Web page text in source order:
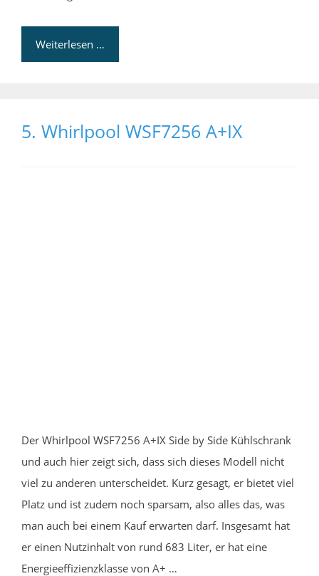
Weiterlesen …
5. Whirlpool WSF7256 A+IX
Der Whirlpool WSF7256 A+IX Side by Side Kühlschrank
und auch hier zeigt sich, dass sich dieses Modell nicht
viel zu anderen unterscheidet. Kurz gesagt, er bietet viel
Platz und ist zudem noch sparsam, also alles das, was
man auch bei einem Kauf erwarten darf. Insgesamt hat
er einen Nutzinhalt von rund 683 Liter, er hat eine
Energieeffizienzklasse von A+ …